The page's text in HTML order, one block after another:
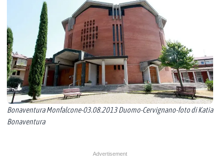
Bonaventura Monfalcone-03.08.2013 Duomo-Cervignano-foto di Katia
Bonaventura